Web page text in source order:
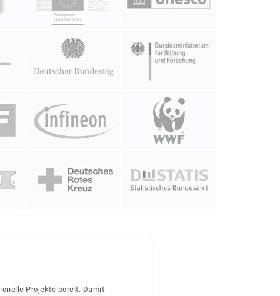
Projekte bereit. Damit